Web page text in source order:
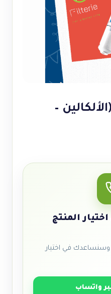
–
المنتج
في اختيار
واتساب